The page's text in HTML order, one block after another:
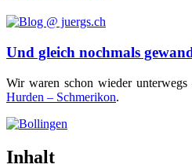
Und gleich nochmals
Wir waren schon wie­der
Hur­den – Schme­ri­kon.
Inhalt